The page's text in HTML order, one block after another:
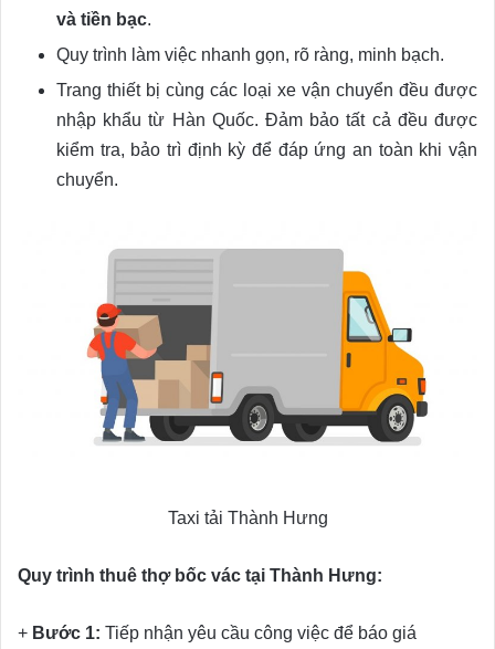
và tiền bạc.
Quy trình làm việc nhanh gọn, rõ ràng, minh bạch.
Trang thiết bị cùng các loại xe vận chuyển đều được
nhập khẩu từ Hàn Quốc. Đảm bảo tất cả đều được
kiểm tra, bảo trì định kỳ để đáp ứng an toàn khi vận
chuyển.
Taxi tải Thành Hưng
Quy trình thuê thợ bốc vác tại Thành Hưng:
+ Bước 1: Tiếp nhận yêu cầu công việc để báo giá